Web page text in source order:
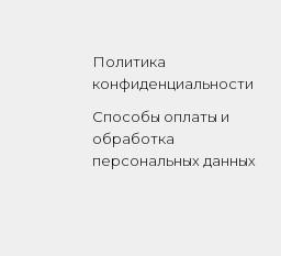
Политика
конфиденциальности
Способы оплаты и
обработка
персональных данных